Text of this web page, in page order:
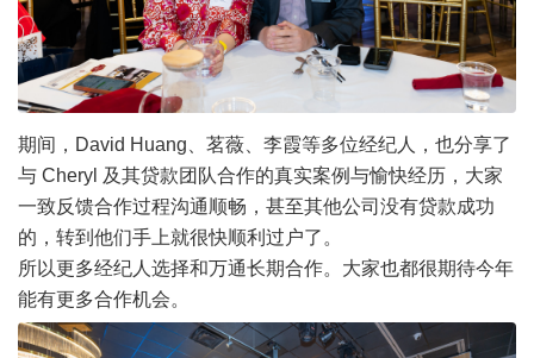
期间，David Huang、茗薇、李霞等多位经纪人，也分享了
与 Cheryl 及其贷款团队合作的真实案例与愉快经历，大家
一致反馈合作过程沟通顺畅，甚至其他公司没有贷款成功
的，转到他们手上就很快顺利过户了。
所以更多经纪人选择和万通长期合作。大家也都很期待今年
能有更多合作机会。